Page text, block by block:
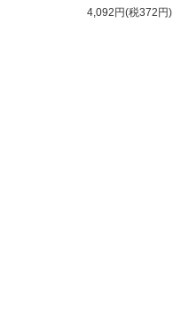
4,092円(税372円)